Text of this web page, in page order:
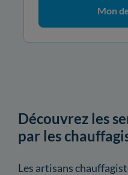
Mon
Découvrez les
par les
Les artisans